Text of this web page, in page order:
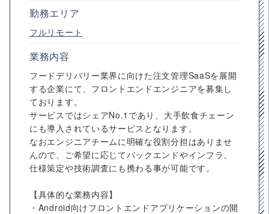
勤務エリア
フルリモート
業務内容
フードデリバリー業界に向けた注文管理SaaSを展開
する企業にて、フロントエンドエンジニアを募集し
ております。
サービスではシェアNo.1であり、大手飲食チェーン
にも導入されているサービスとなります。
なおエンジニアチームに明確な役割分担はありませ
んので、ご希望に応じてバックエンドやインフラ、
仕様策定や技術調査にも携わる事が可能です。
【具体的な業務内容】
・Android向けフロントエンドアプリケーションの開